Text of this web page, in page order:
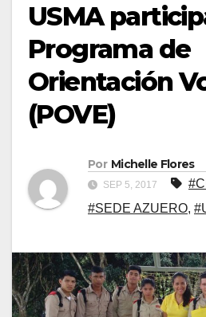
USMA
Programa de
Orientación
(POVE)
Por Michelle Flores
SEP 5, 2017
#SEDE AZUERO,